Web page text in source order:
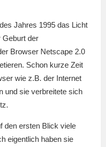
Jahres 1995 das Licht
Geburt der
Browser Netscape 2.0
Schon kurze Zeit
wie z.B. der Internet
und sie verbreitete sich
den ersten Blick viele
eigentlich haben sie